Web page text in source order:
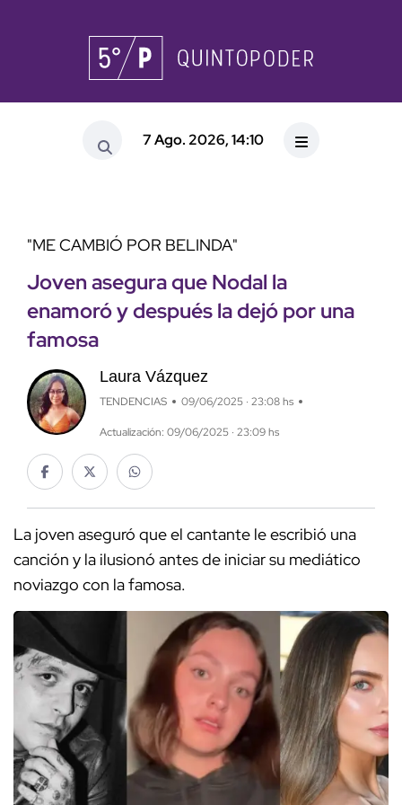
7 Ago. 2026, 14:10
"ME CAMBIÓ POR BELINDA"
Joven asegura que Nodal la
enamoró y después la dejó por una
famosa
Laura Vázquez
TENDENCIAS 09/06/2025 · 23:08 hs
Actualización: 09/06/2025 · 23:09 hs
La joven aseguró que el cantante le escribió una
canción y la ilusionó antes de iniciar su mediático
noviazgo con la famosa.